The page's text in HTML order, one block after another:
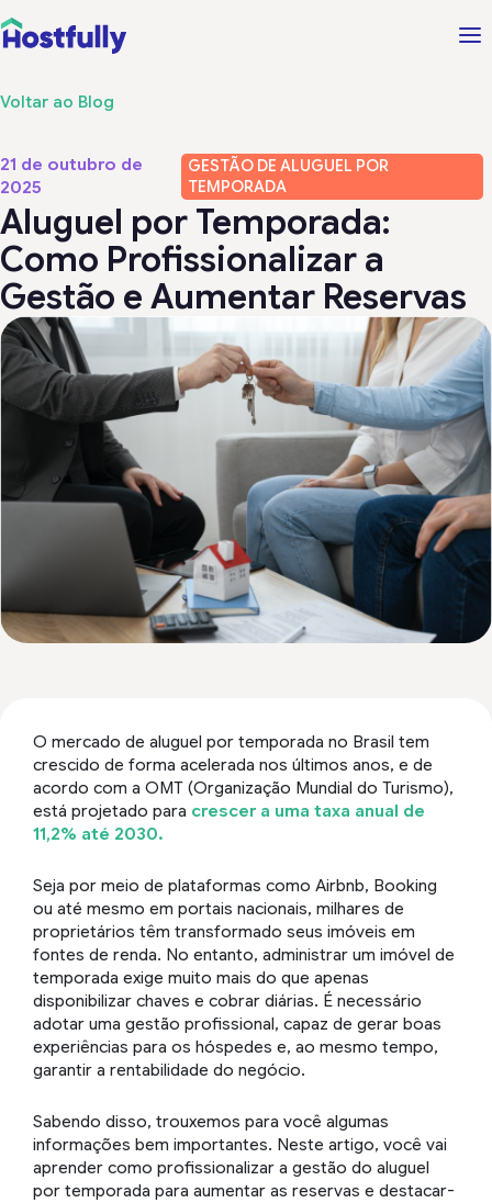
Voltar ao Blog
21 de outubro de
2025
GESTÃO DE ALUGUEL POR
TEMPORADA
Aluguel por Temporada:
Como Profissionalizar a
Gestão e Aumentar Reservas
O mercado de aluguel por temporada no Brasil tem
crescido de forma acelerada nos últimos anos, e de
acordo com a OMT (Organização Mundial do Turismo),
está projetado para crescer a uma taxa anual de
11,2% até 2030.
Seja por meio de plataformas como Airbnb, Booking
ou até mesmo em portais nacionais, milhares de
proprietários têm transformado seus imóveis em
fontes de renda. No entanto, administrar um imóvel de
temporada exige muito mais do que apenas
disponibilizar chaves e cobrar diárias. É necessário
adotar uma gestão profissional, capaz de gerar boas
experiências para os hóspedes e, ao mesmo tempo,
garantir a rentabilidade do negócio.
Sabendo disso, trouxemos para você algumas
informações bem importantes. Neste artigo, você vai
aprender como profissionalizar a gestão do aluguel
por temporada para aumentar as reservas e destacar-